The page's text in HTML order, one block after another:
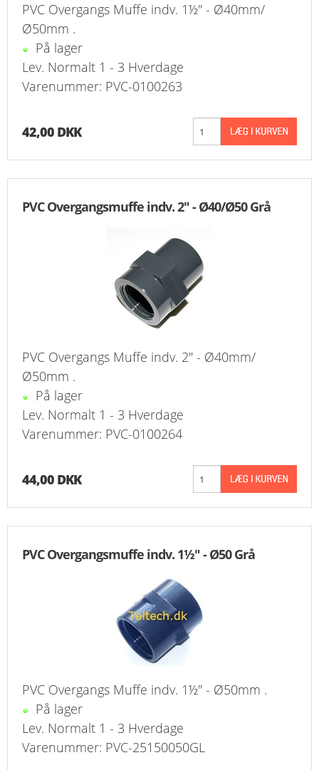
PVC Overgangs Muffe indv. 1½" - Ø40mm/
Ø50mm .
På lager
Lev. Normalt 1 - 3 Hverdage
Varenummer: PVC-0100263
42,00 DKK
PVC Overgangsmuffe indv. 2" - Ø40/Ø50 Grå
PVC Overgangs Muffe indv. 2" - Ø40mm/
Ø50mm .
På lager
Lev. Normalt 1 - 3 Hverdage
Varenummer: PVC-0100264
44,00 DKK
PVC Overgangsmuffe indv. 1½" - Ø50 Grå
PVC Overgangs Muffe indv. 1½" - Ø50mm .
På lager
Lev. Normalt 1 - 3 Hverdage
Varenummer: PVC-25150050GL